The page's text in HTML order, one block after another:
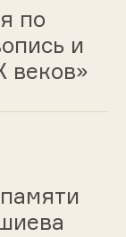
по
и
веков»